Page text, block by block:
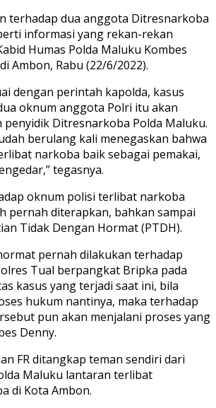
terhadap dua anggota Ditresnarkoba
informasi yang rekan-rekan
Humas Polda Maluku Kombes
Ambon, Rabu (22/6/2022).
dengan perintah kapolda, kasus
oknum anggota Polri itu akan
Ditresnarkoba Polda Maluku.
berulang kali menegaskan bahwa
narkoba baik sebagai pemakai,
tegasnya.
oknum polisi terlibat narkoba
pernah diterapkan, bahkan sampai
Tidak Dengan Hormat (PTDH).
pernah dilakukan terhadap
Tual berpangkat Bripka pada
kasus yang terjadi saat ini, bila
hukum nantinya, maka terhadap
pun akan menjalani proses yang
Denny.
FR ditangkap teman sendiri dari
Maluku lantaran terlibat
di Kota Ambon.